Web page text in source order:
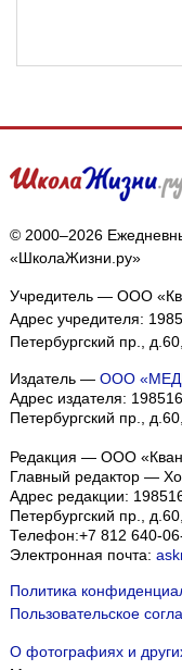
© 2000–2026
«ШколаЖизни.ру»
Учредитель — ООО
Адрес учредителя:
Петербургский пр.,
Издатель — ООО
Адрес издателя:
Петербургский пр.,
Редакция — ООО
Главный редактор —
Адрес редакции:
Петербургский пр.,
Телефон:+7 812 640-
Электронная почта:
Политика
Пользовательское
О фотографиях и